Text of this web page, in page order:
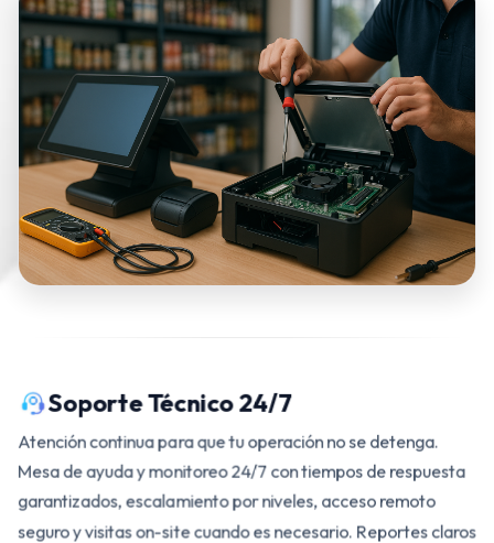
Soporte Técnico 24/7
Atención continua para que tu operación no se detenga.
Mesa de ayuda y monitoreo 24/7 con tiempos de respuesta
garantizados, escalamiento por niveles, acceso remoto
seguro y visitas on-site cuando es necesario. Reportes claros